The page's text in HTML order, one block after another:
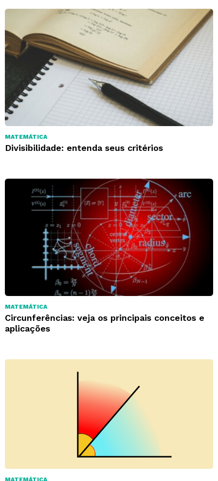
MATEMÁTICA
Divisibilidade: entenda seus critérios
MATEMÁTICA
Circunferências: veja os principais conceitos e
aplicações
MATEMÁTICA